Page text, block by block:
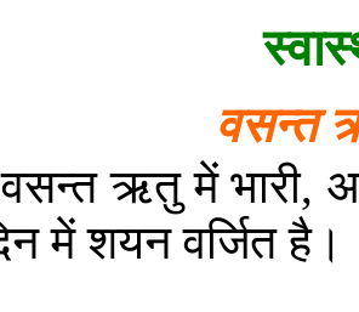
वसन्त
वसन्त ऋतुमें भारी,
में शयन वर्जित है।